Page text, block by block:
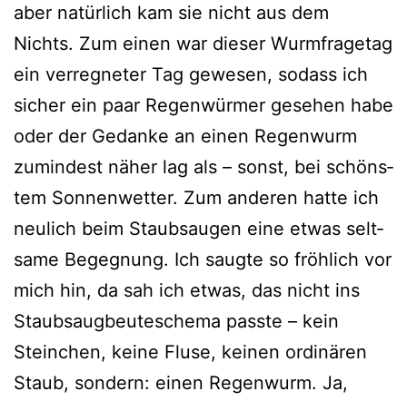
aber natür­lich kam sie nicht aus dem
Nichts. Zum einen war die­ser Wurmfragetag
ein ver­reg­ne­ter Tag gewe­sen, sodass ich
sicher ein paar Regenwürmer gese­hen habe
oder der Gedanke an einen Regenwurm
zumin­dest näher lag als – sonst, bei schöns­
tem Sonnenwetter. Zum ande­ren hat­te ich
neu­lich beim Staubsaugen eine etwas selt­
sa­me Begegnung. Ich saug­te so fröh­lich vor
mich hin, da sah ich etwas, das nicht ins
Staubsaugbeuteschema pass­te – kein
Steinchen, kei­ne Fluse, kei­nen ordi­nä­ren
Staub, son­dern: einen Regenwurm. Ja,